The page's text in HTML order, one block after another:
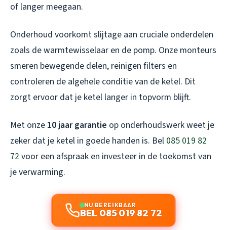
of langer meegaan.
Onderhoud voorkomt slijtage aan cruciale onderdelen
zoals de warmtewisselaar en de pomp. Onze monteurs
smeren bewegende delen, reinigen filters en
controleren de algehele conditie van de ketel. Dit
zorgt ervoor dat je ketel langer in topvorm blijft.
Met onze 10 jaar garantie op onderhoudswerk weet je
zeker dat je ketel in goede handen is. Bel 085 019 82
72 voor een afspraak en investeer in de toekomst van
je verwarming.
NU BEREIKBAAR
BEL 085 019 82 72